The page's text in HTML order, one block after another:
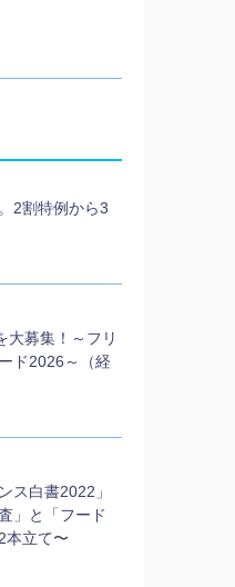
2割特例から3
大募集！～フリ
ド2026～（経
ス白書2022」
」と「フード
本⽴て〜